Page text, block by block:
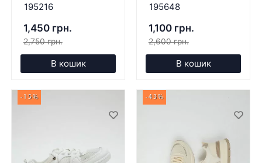
195216
1,450 грн.
2,750 грн.
В кошик
195648
1,100 грн.
2,600 грн.
В кошик
-15% -43%